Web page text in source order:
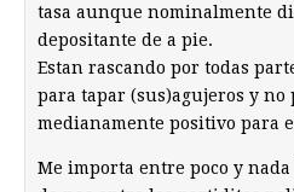
tasa aunque nominalmente
depositante de a pie.
Estan rascando por todas
para tapar (sus)agujeros y no
medianamente positivo para
Me importa entre poco y